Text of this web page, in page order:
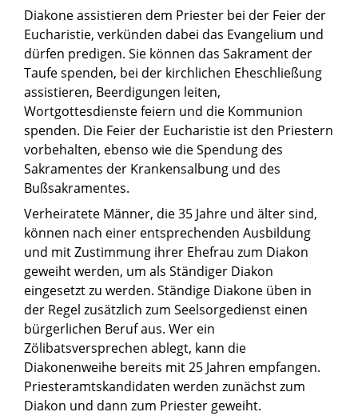
Diakone assistieren dem Priester bei der Feier der
Eucharistie, verkünden dabei das Evangelium und
dürfen predigen. Sie können das Sakrament der
Taufe spenden, bei der kirchlichen Eheschließung
assistieren, Beerdigungen leiten,
Wortgottesdienste feiern und die Kommunion
spenden. Die Feier der Eucharistie ist den Priestern
vorbehalten, ebenso wie die Spendung des
Sakramentes der Krankensalbung und des
Bußsakramentes.
Verheiratete Männer, die 35 Jahre und älter sind,
können nach einer entsprechenden Ausbildung
und mit Zustimmung ihrer Ehefrau zum Diakon
geweiht werden, um als Ständiger Diakon
eingesetzt zu werden. Ständige Diakone üben in
der Regel zusätzlich zum Seelsorgedienst einen
bürgerlichen Beruf aus. Wer ein
Zölibatsversprechen ablegt, kann die
Diakonenweihe bereits mit 25 Jahren empfangen.
Priesteramtskandidaten werden zunächst zum
Diakon und dann zum Priester geweiht.